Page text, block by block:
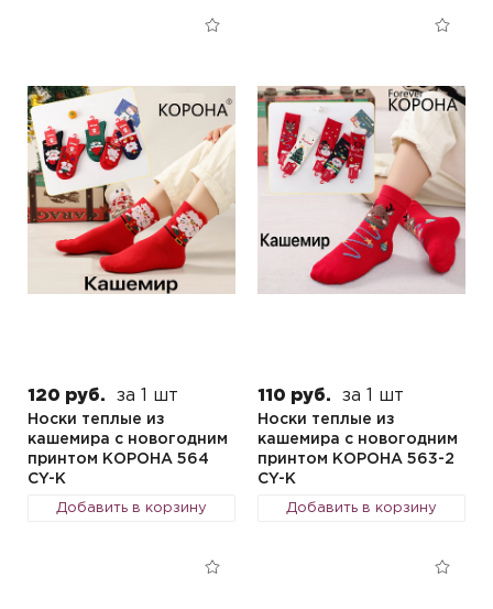
120 руб. за 1 шт
Носки теплые из
кашемира с новогодним
принтом КОРОНА 564
CY-K
Добавить в корзину
110 руб. за 1 шт
Носки теплые из
кашемира с новогодним
принтом КОРОНА 563-2
CY-K
Добавить в корзину